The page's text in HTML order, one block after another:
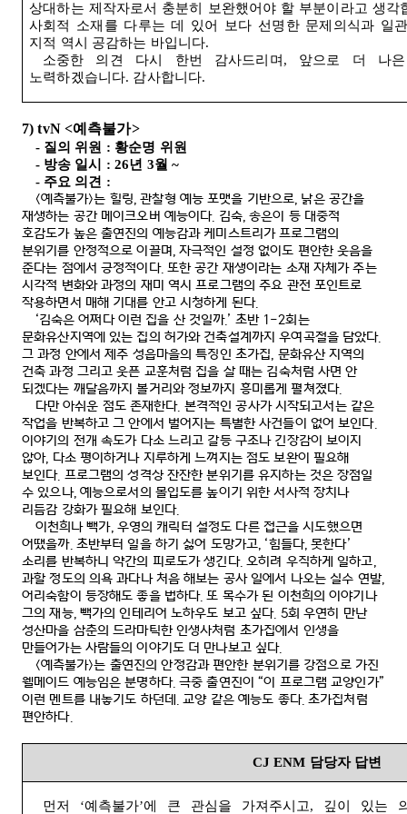
상대하는 제작자로서 충분히 보완했어야 할 부분이라고 생각
사회적 소재를 다루는 데 있어 보다 선명한 문제의식과 일
지적 역시 공감하는 바입니다.
소중한 의견 다시 한번 감사드리며 , 앞으로 더 나
노력하겠습니다. 감사합니다.
7) tvN <예측불가>
- 질의 위원 : 황순명 위원
- 방송 일시 : 26년 3월 ~
- 주요 의견 :
<예측불가>는 힐링,관찰형 예능 포맷을 기반으로, 낡은 공간을
재생하는 공간 메이크오버 예능이다. 김숙,송은이 등 대중적
호감도가 높은 출연진의 예능감과 케미스트리가 프로그램의
분위기를 안정적으로 이끌며,자극적인 설정 없이도 편안한 웃음을
준다는 점에서 긍정적이다. 또한 공간 재생이라는 소재 자체가 주는
시각적 변화와 과정의 재미 역시 프로그램의 주요 관전 포인트로
작용하면서 매해 기대를 안고 시청하게 된다.
‘김숙은 어쩌다 이런 집을 산 것일까.’ 초반 1-2회는
문화유산지역에 있는 집의 허가와 건축설계까지 우여곡절을 담았다.
그 과정 안에서 제주 성읍마을의 특징인 초가집, 문화유산 지역의
건축 과정 그리고 웃픈 교훈처럼 집을 살 때는 김숙처럼 사면 안
되겠다는 깨달음까지 볼거리와 정보까지 흥미롭게 펼쳐졌다.
다만 아쉬운 점도 존재한다. 본격적인 공사가 시작되고서는 같은
작업을 반복하고 그 안에서 벌어지는 특별한 사건들이 없어 보인다.
이야기의 전개 속도가 다소 느리고 갈등 구조나 긴장감이 보이지
않아, 다소 평이하거나 지루하게 느껴지는 점도 보완이 필요해
보인다. 프로그램의 성격상 잔잔한 분위기를 유지하는 것은 장점일
수 있으나, 예능으로서의 몰입도를 높이기 위한 서사적 장치나
리듬감 강화가 필요해 보인다.
이천희나 빽가, 우영의 캐릭터 설정도 다른 접근을 시도했으면
어땠을까. 초반부터 일을 하기 싫어 도망가고, ‘힘들다,못한다’
소리를 반복하니 약간의 피로도가 생긴다. 오히려 우직하게 일하고,
과할 정도의 의욕 과다나 처음 해보는 공사 일에서 나오는 실수 연발,
어리숙함이 등장해도 좋을 법하다.또 목수가 된 이천희의 이야기나
그의 재능, 빽가의 인테리어 노하우도 보고 싶다. 5회 우연히 만난
성산마을 삼춘의 드라마틱한 인생사처럼 초가집에서 인생을
만들어가는 사람들의 이야기도 더 만나보고 싶다.
<예측불가>는 출연진의 안정감과 편안한 분위기를 강점으로 가진
웰메이드 예능임은 분명하다.극중 출연진이“이 프로그램 교양인가”
이런 멘트를 내놓기도 하던데 .교양 같은 예능도 좋다.초가집처럼
편안하다.
CJ ENM 담당자 답변
먼저 ‘예측불가’에 큰 관심을 가져주시고, 깊이 있는